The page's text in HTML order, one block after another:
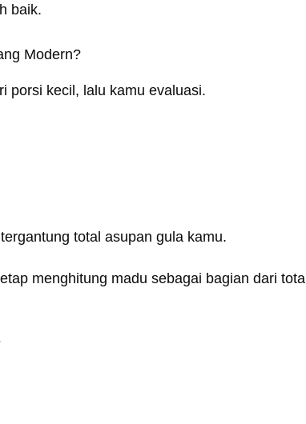
baik.
Modern?
porsi kecil, lalu kamu evaluasi.
total asupan gula kamu.
menghitung madu sebagai bagian dari